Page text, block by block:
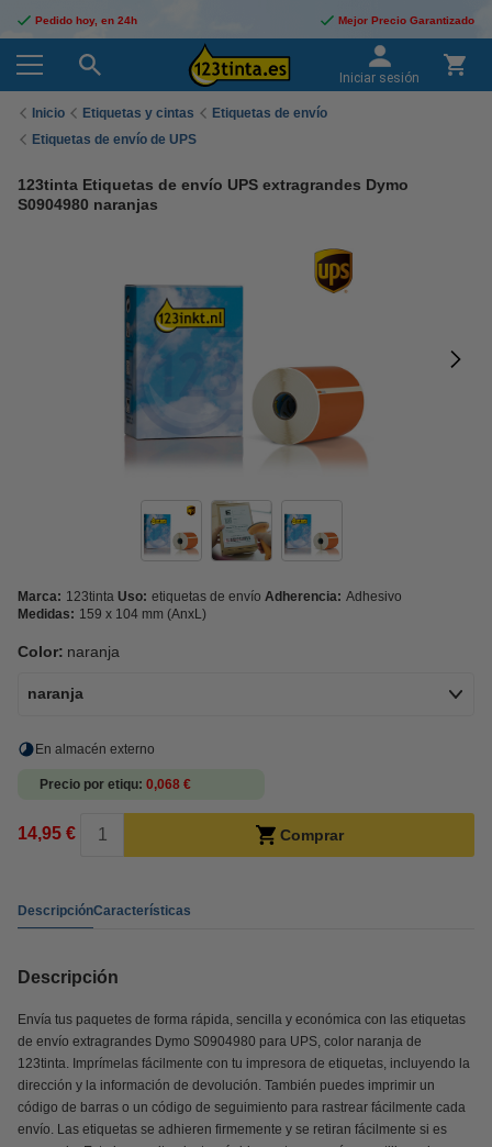
Pedido hoy, en 24h Mejor Precio Garantizado
Iniciar sesión
Inicio Etiquetas y cintas
Etiquetas de envío
Etiquetas de envío de UPS
123tinta Etiquetas de envío UPS extragrandes Dymo
S0904980 naranjas
Marca: 123tinta Uso: etiquetas de envío Adherencia: Adhesivo
Medidas: 159 x 104 mm (AnxL)
Color: naranja
naranja
En almacén externo
Precio por etiqu 0,068 €
14,95 € Comprar
DescripciónCaracterísticas
Descripción
Envía tus paquetes de forma rápida, sencilla y económica con las etiquetas
de envío extragrandes Dymo S0904980 para UPS, color naranja de
123tinta. Imprímelas fácilmente con tu impresora de etiquetas, incluyendo la
dirección y la información de devolución. También puedes imprimir un
código de barras o un código de seguimiento para rastrear fácilmente cada
envío. Las etiquetas se adhieren firmemente y se retiran fácilmente si es